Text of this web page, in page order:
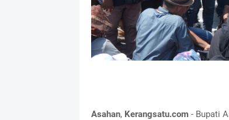
Asahan,Kerangsatu.com- Bupati